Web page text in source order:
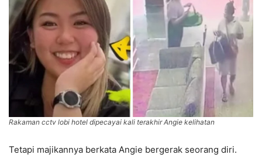
Rakaman cctv lobi hotel dipecayai kali terakhir Angie kelihatan
Tetapi majikannya berkata Angie bergerak seorang diri.